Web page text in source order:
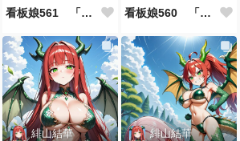
看板娘561 「火山一族」 看板娘560 「緋山一族」
緋山結華 緋山結華